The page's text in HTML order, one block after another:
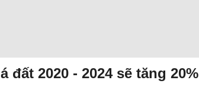
đất 2020 - 2024 sẽ tăng 20%